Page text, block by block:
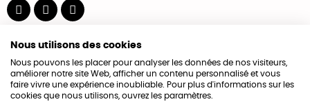
Nous utilisons des cookies
Nous pouvons les placer pour analyser les données de nos visiteurs,
améliorer notre site Web, afficher un contenu personnalisé et vous
faire vivre une expérience inoubliable. Pour plus d'informations sur les
cookies que nous utilisons, ouvrez les paramètres.